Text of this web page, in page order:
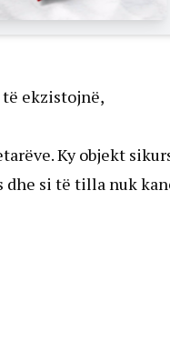
ekzistojnë,
Ky objekt
dhe si të tilla nuk